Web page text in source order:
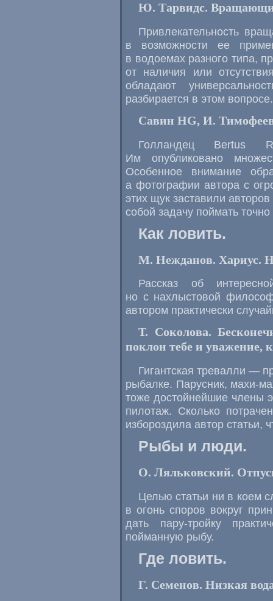
Ю. Тарвидс.
Привлекательность
в возможности ее
в водоемах разного типа,
от наличия или
обладают
разбирается в этом вопросе.
Савин HG, И.
Голландец Bertus
Им опубликовано
Особенное внимание
а фотографии автора с
этих щук заставили
собой задачу поймать
Как ловить.
М. Нежданов. Хариус.
Рассказ об
но с нахлыстовой
автором практически
Т. Соколова.
поклон тебе и уважение,
Гигантская тревалли —
рыбалке. Парусник, махи-
тоже достойнейшие члены
пилотаж. Сколько
избороздила автор статьи,
Рыбы и люди.
О. Ляльковский.
Целью статьи ни в коем
в огонь споров вокруг
дать пару-тройку
пойманную рыбу.
Где ловить.
Г. Семенов. Низкая